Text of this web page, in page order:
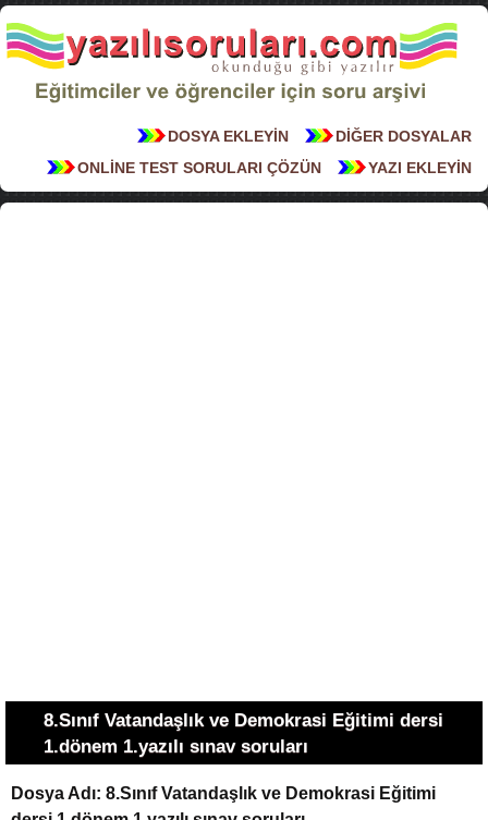
DİĞER DOSYALAR
DOSYA EKLEYİN
YAZI EKLEYİN
ONLİNE TEST SORULARI ÇÖZÜN
8.Sınıf Vatandaşlık ve Demokrasi Eğitimi dersi
1.dönem 1.yazılı sınav soruları
Dosya Adı: 8.Sınıf Vatandaşlık ve Demokrasi Eğitimi